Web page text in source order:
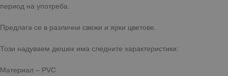
период на употреба.
Предлага се в различни свежи и ярки цветове.
Този надуваем дюшек има следните характеристики:
Материал – PVC